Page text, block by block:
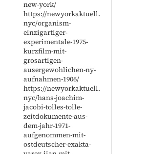
new-york/
https://newyorkaktuell.
nyc/organism-
einzigartiger-
experimentale-1975-
kurzfilm-mit-
grosartigen-
ausergewohlichen-ny-
aufnahmen-1906/
https://newyorkaktuell.
nyc/hans-joachim-
jacobi-tolles-tolle-
zeitdokumente-aus-
dem-jahr-1971-
aufgenommen-mit-
ostdeutscher-exakta-